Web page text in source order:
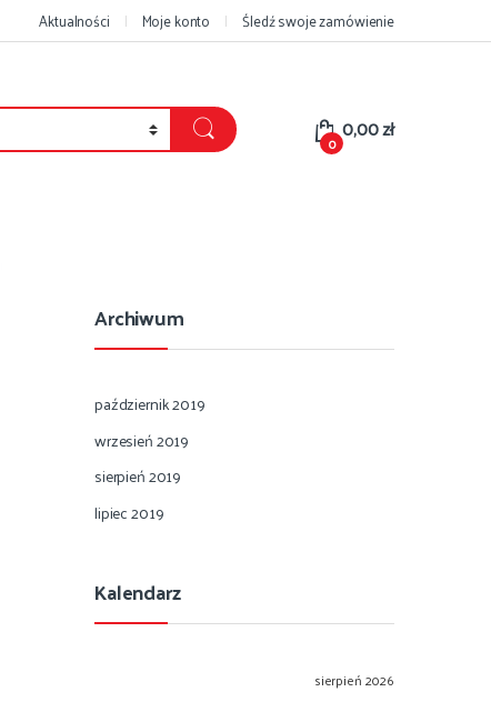
Aktualności Moje konto Śledź swoje zamówienie
0 0,00zł
Archiwum
październik 2019
wrzesień 2019
sierpień 2019
lipiec 2019
Kalendarz
sierpień 2026